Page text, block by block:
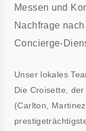
Messen und
Nachfrage
Concierge-
Unser lokales
Die Croisette,
(Carlton,